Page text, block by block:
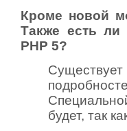
Кроме новой
Также есть ли
PHP 5?
будет, так